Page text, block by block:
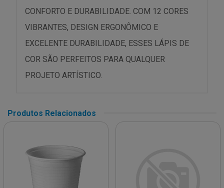
CONFORTO E DURABILIDADE. COM 12 CORES
VIBRANTES, DESIGN ERGONÔMICO E
EXCELENTE DURABILIDADE, ESSES LÁPIS DE
COR SÃO PERFEITOS PARA QUALQUER
PROJETO ARTÍSTICO.
Produtos Relacionados